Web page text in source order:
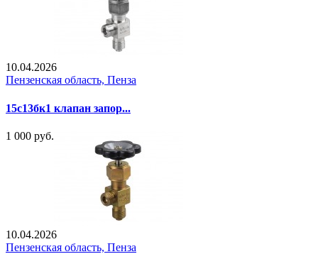
10.04.2026
Пензенская область, Пенза
15с13бк1 клапан запор...
1 000 руб.
10.04.2026
Пензенская область, Пенза